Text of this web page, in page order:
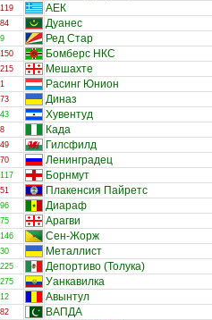
119 АЕК
84 Дуанес
9 Ред Стар
150 Бомберс НКС
215 Мешахте
1 Расинг Юнион
73 Диназ
43 Хувентуд
8 Када
49 Гилсфилд
70 Ленинградец
117 Борнмут
51 Плакенсия Пайретс
96 Диараф
75 Арагви
146 Сен-Жорж
30 Металлист
225 Депортиво (Толука)
275 Уанкавилка
12 Авынтул
82 ВАПДА